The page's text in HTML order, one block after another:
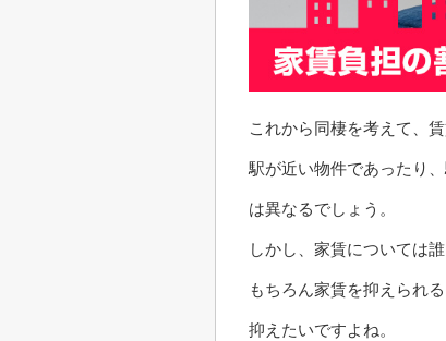
これから同棲を考えて、
駅が近い物件であったり
は異なるでしょう。
しかし、家賃については
もちろん家賃を抑えられ
抑えたいですよね。